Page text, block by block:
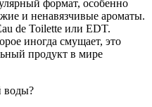
формат, особенно
и ненавязчивые ароматы.
de Toilette или EDT.
иногда смущает, это
продукт в мире
воды?